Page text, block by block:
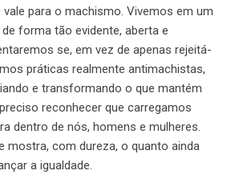
para o machismo. Vivemos em um
forma tão evidente, aberta e
se, em vez de apenas rejeitá-
práticas realmente antimachistas,
e transformando o que mantém
reconhecer que carregamos
dentro de nós, homens e mulheres.
mostra, com dureza, o quanto ainda
a igualdade.